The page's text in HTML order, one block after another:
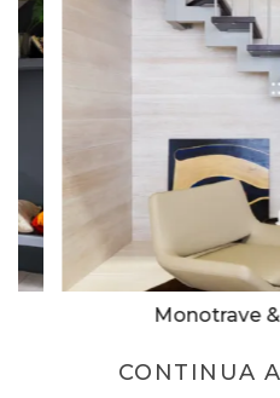
Monotrave
CONTINUA